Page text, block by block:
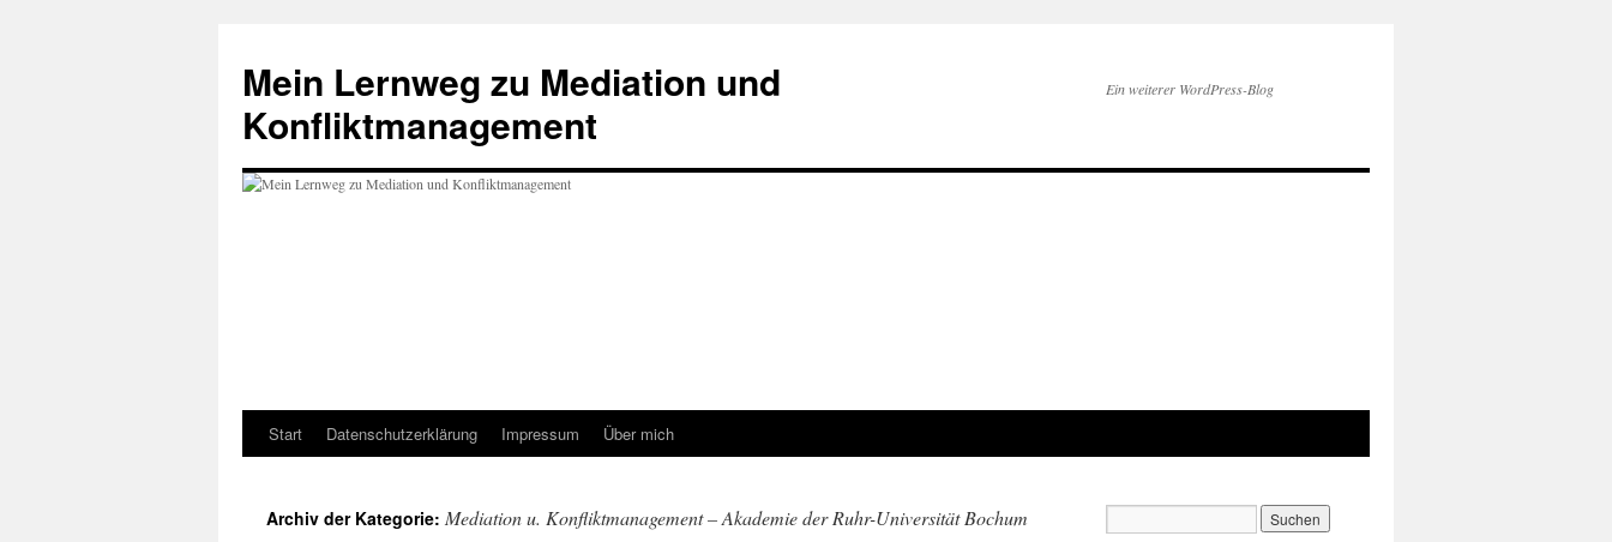
Mein Lernweg zu Mediation und
Konfliktmanagement
Ein weiterer WordPress-Blog
Zum
springen
Start Datenschutzerklärung Impressum Über mich
Archiv der Kategorie: Mediation u. Konfliktmanagement – Akademie der Ruhr-Universität Bochum